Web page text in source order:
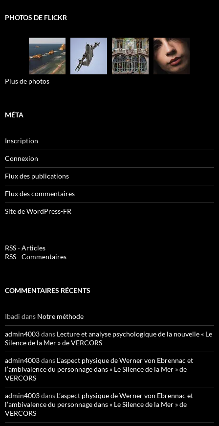
PHOTOS DE FLICKR
Plus de photos
MÉTA
Inscription
Connexion
Flux des publications
Flux des commentaires
Site de WordPress-FR
RSS - Articles
RSS - Commentaires
COMMENTAIRES RÉCENTS
Ibadi dans Notre méthode
admin4003dans Lecture et analyse psychologique de la nouvelle « Le
Silence de la Mer » de VERCORS
admin4003dans L’aspect physique de Werner von Ebrennac et
l’ambivalence du personnage dans « Le Silence de la Mer » de
VERCORS
admin4003dans L’aspect physique de Werner von Ebrennac et
l’ambivalence du personnage dans « Le Silence de la Mer » de
VERCORS